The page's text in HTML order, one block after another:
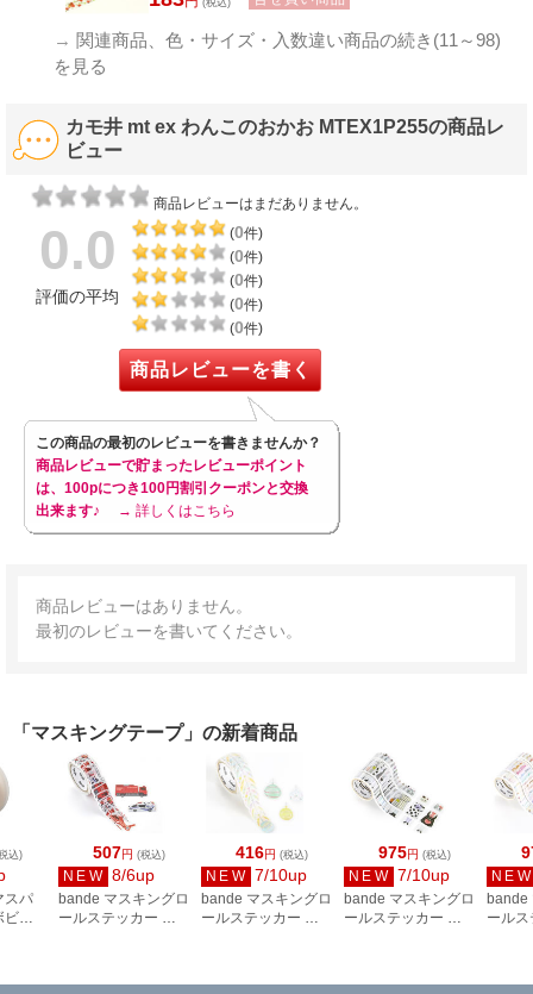
(税込)
→ 関連商品、色・サイズ・入数違い商品の続き(11～98)
を見る
カモ井 mt ex わんこのおかお MTEX1P255の商品レ
ビュー
商品レビューはまだありません。
0.0
評価の平均
(0件)
(0件)
(0件)
(0件)
(0件)
商品レビューを書く
この商品の最初のレビューを書きませんか？
商品レビューで貯まったレビューポイント
は、100pにつき100円割引クーポンと交換
出来ます♪
→ 詳しくはこちら
商品レビューはありません。
最初のレビューを書いてください。
「マスキングテープ」の新着商品
507円 (税込)
NEW 8/6up
bande マスキングロ
ールステッカー 名
416円 (税込)
NEW 7/10up
bande マスキングロ
ールステッカー 水
975円 (税込)
NEW 7/10up
bande マスキングロ
ールステッカー ね
NEW
bande
ール
込)
スパ
ン